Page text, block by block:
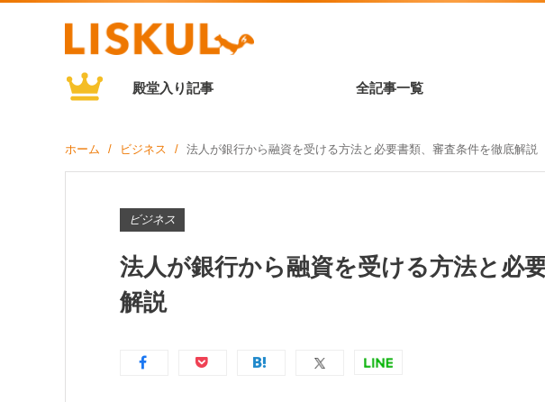
殿堂入り記事 全記事一覧
ホーム ビジネス 法人が銀行から融資を受ける方法と必要書類、審査条件を徹底解説
ビジネス
法人が銀行から融資を受ける方法と必
解説